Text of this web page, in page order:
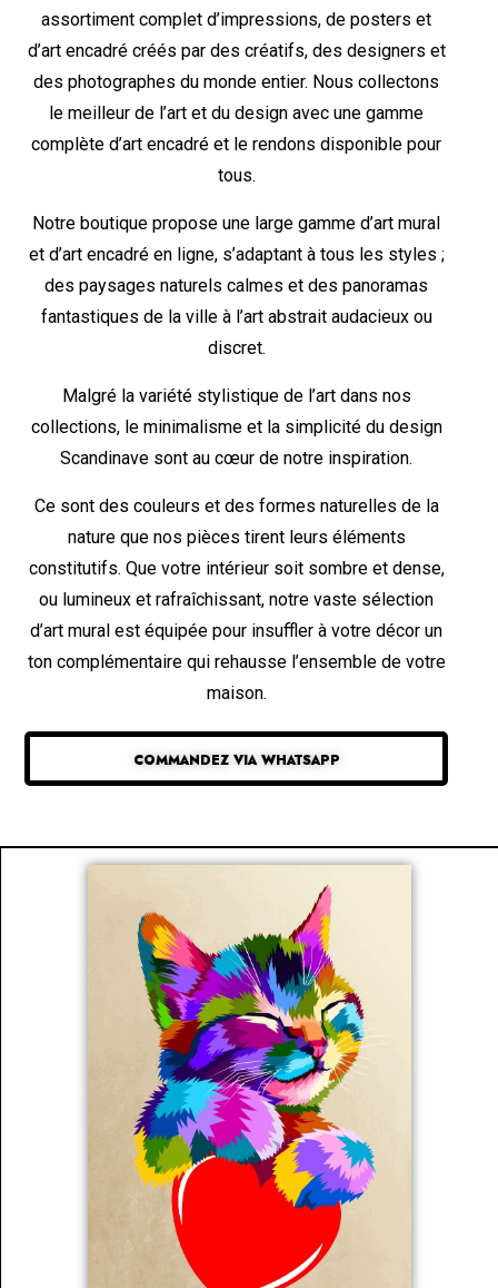
assortiment complet d’impressions, de posters et
d’art encadré créés par des créatifs, des designers et
des photographes du monde entier. Nous collectons
le meilleur de l’art et du design avec une gamme
complète d’art encadré et le rendons disponible pour
tous.
Notre boutique propose une large gamme d’art mural
et d’art encadré en ligne, s’adaptant à tous les styles ;
des paysages naturels calmes et des panoramas
fantastiques de la ville à l’art abstrait audacieux ou
discret.
Malgré la variété stylistique de l’art dans nos
collections, le minimalisme et la simplicité du design
Scandinave sont au cœur de notre inspiration.
Ce sont des couleurs et des formes naturelles de la
nature que nos pièces tirent leurs éléments
constitutifs. Que votre intérieur soit sombre et dense,
ou lumineux et rafraîchissant, notre vaste sélection
d’art mural est équipée pour insuffler à votre décor un
ton complémentaire qui rehausse l’ensemble de votre
maison.
COMMANDEZ VIA WHATSAPP